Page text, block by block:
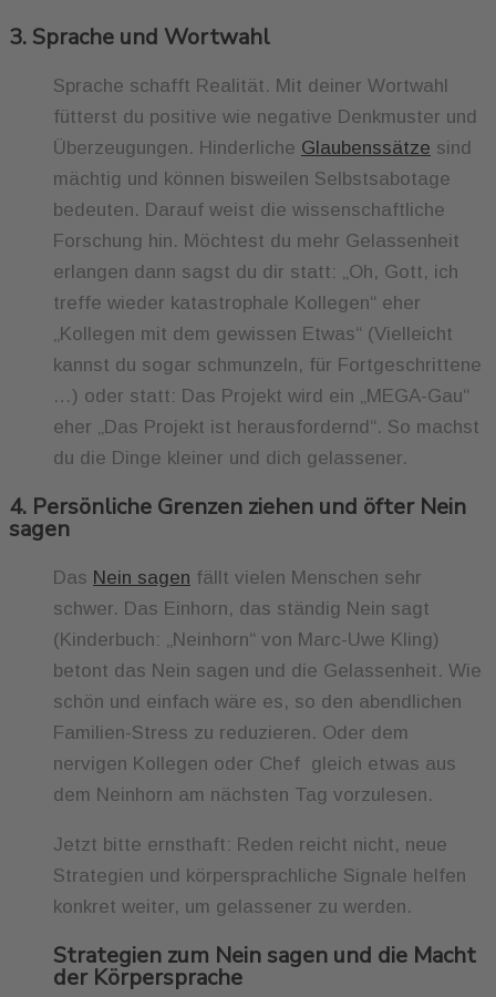
3. Sprache und Wortwahl
Sprache schafft Realität. Mit deiner Wortwahl
fütterst du positive wie negative Denkmuster und
Überzeugungen. Hinderliche Glaubenssätze sind
mächtig und können bisweilen Selbstsabotage
bedeuten. Darauf weist die wissenschaftliche
Forschung hin. Möchtest du mehr Gelassenheit
erlangen dann sagst du dir statt: „Oh, Gott, ich
treffe wieder katastrophale Kollegen“ eher
„Kollegen mit dem gewissen Etwas“ (Vielleicht
kannst du sogar schmunzeln, für Fortgeschrittene
…) oder statt: Das Projekt wird ein „MEGA-Gau“
eher „Das Projekt ist herausfordernd“. So machst
du die Dinge kleiner und dich gelassener.
4. Persönliche Grenzen ziehen und öfter Nein
sagen
Das Nein sagen fällt vielen Menschen sehr
schwer. Das Einhorn, das ständig Nein sagt
(Kinderbuch: „Neinhorn“ von Marc-Uwe Kling)
betont das Nein sagen und die Gelassenheit. Wie
schön und einfach wäre es, so den abendlichen
Familien-Stress zu reduzieren. Oder dem
nervigen Kollegen oder Chef gleich etwas aus
dem Neinhorn am nächsten Tag vorzulesen.
Jetzt bitte ernsthaft: Reden reicht nicht, neue
Strategien und körpersprachliche Signale helfen
konkret weiter, um gelassener zu werden.
Strategien zum Nein sagen und die Macht
der Körpersprache